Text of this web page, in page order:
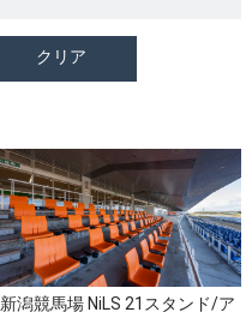
新潟競馬場 NiLS 21スタンド/ア